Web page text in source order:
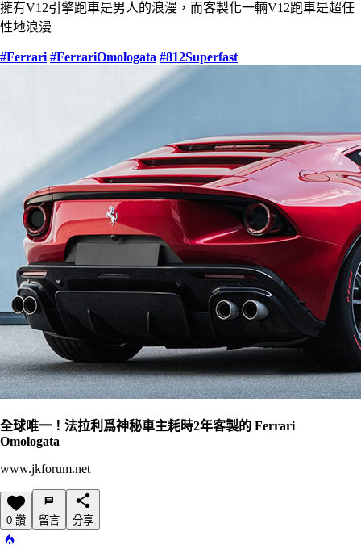
擁有V12引擎跑車是男人的浪漫，而客製化一輛V12跑車是超任
性地浪漫
#Ferrari #FerrariOmologata #812Superfast
全球唯一！法拉利爲神秘車主耗時2年客製的 Ferrari
Omologata
www.jkforum.net
0 讚 留言 分享